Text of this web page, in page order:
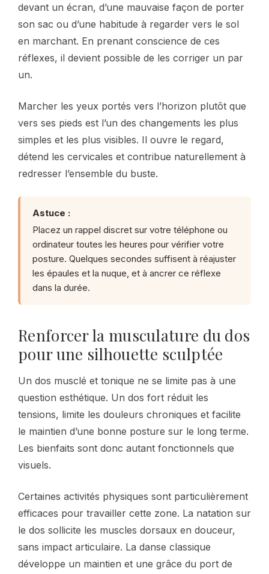
devant un écran, d’une mauvaise façon de porter
son sac ou d’une habitude à regarder vers le sol
en marchant. En prenant conscience de ces
réflexes, il devient possible de les corriger un par
un.
Marcher les yeux portés vers l’horizon plutôt que
vers ses pieds est l’un des changements les plus
simples et les plus visibles. Il ouvre le regard,
détend les cervicales et contribue naturellement à
redresser l’ensemble du buste.
Astuce :
Placez un rappel discret sur votre téléphone ou
ordinateur toutes les heures pour vérifier votre
posture. Quelques secondes suffisent à réajuster
les épaules et la nuque, et à ancrer ce réflexe
dans la durée.
Renforcer la musculature du dos
pour une silhouette sculptée
Un dos musclé et tonique ne se limite pas à une
question esthétique. Un dos fort réduit les
tensions, limite les douleurs chroniques et facilite
le maintien d’une bonne posture sur le long terme.
Les bienfaits sont donc autant fonctionnels que
visuels.
Certaines activités physiques sont particulièrement
efficaces pour travailler cette zone. La natation sur
le dos sollicite les muscles dorsaux en douceur,
sans impact articulaire. La danse classique
développe un maintien et une grâce du port de